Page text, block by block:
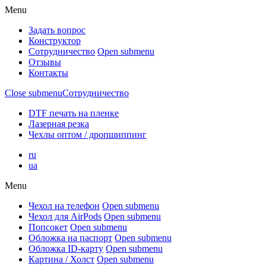
Menu
Задать вопрос
Конструктор
Сотрудничество Open submenu
Отзывы
Контакты
Close submenuСотрудничество
DTF печать на пленке
Лазерная резка
Чехлы оптом / дропшиппинг
ru
ua
Menu
Чехол на телефон Open submenu
Чехол для AirPods Open submenu
Попсокет Open submenu
Обложка на паспорт Open submenu
Обложка ID-карту Open submenu
Картина / Холст Open submenu